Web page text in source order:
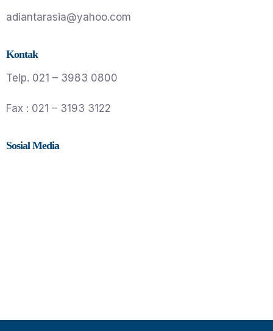
adiantarasia@yahoo.com
Kontak
Telp. 021 – 3983 0800
Fax : 021 – 3193 3122
Sosial Media